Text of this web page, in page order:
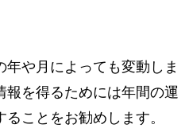
や月によっても変動しま
報を得るためには年間の運
ことをお勧めします。